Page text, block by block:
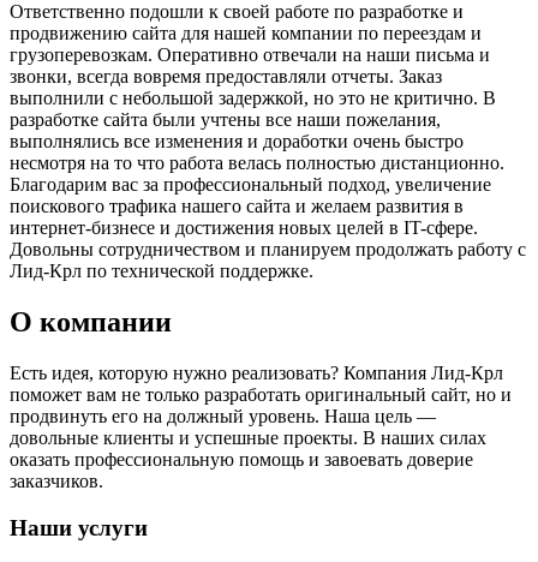
Ответственно подошли к своей работе по разработке и
продвижению сайта для нашей компании по переездам и
грузоперевозкам. Оперативно отвечали на наши письма и
звонки, всегда вовремя предоставляли отчеты. Заказ
выполнили с небольшой задержкой, но это не критично. В
разработке сайта были учтены все наши пожелания,
выполнялись все изменения и доработки очень быстро
несмотря на то что работа велась полностью дистанционно.
Благодарим вас за профессиональный подход, увеличение
поискового трафика нашего сайта и желаем развития в
интернет-бизнесе и достижения новых целей в IT-сфере.
Довольны сотрудничеством и планируем продолжать работу с
Лид-Крл по технической поддержке.
О компании
Есть идея, которую нужно реализовать? Компания Лид-Крл
поможет вам не только разработать оригинальный сайт, но и
продвинуть его на должный уровень. Наша цель —
довольные клиенты и успешные проекты. В наших силах
оказать профессиональную помощь и завоевать доверие
заказчиков.
Наши услуги